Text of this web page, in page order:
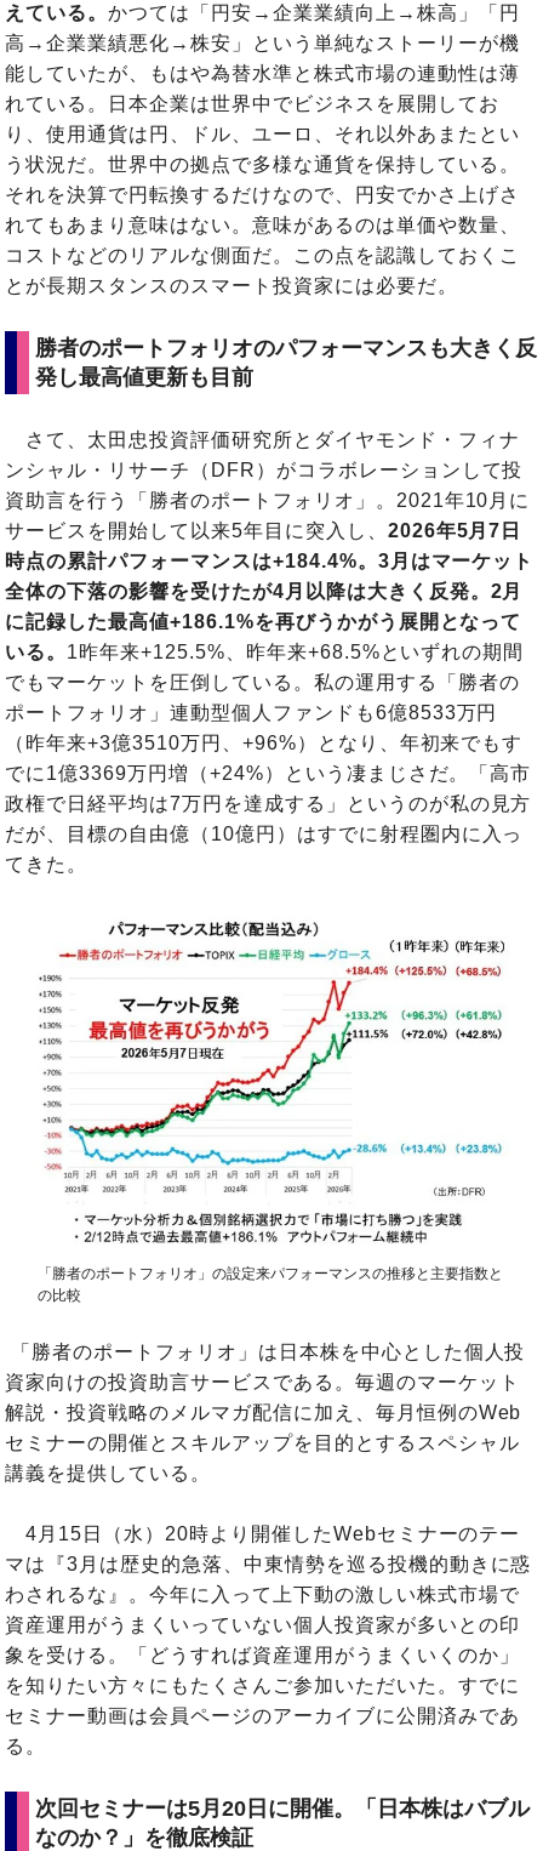
えている。かつては「円安→企業業績向上→株高」「円
高→企業業績悪化→株安」という単純なストーリーが機
能していたが、もはや為替水準と株式市場の連動性は薄
れている。日本企業は世界中でビジネスを展開してお
り、使用通貨は円、ドル、ユーロ、それ以外あまたとい
う状況だ。世界中の拠点で多様な通貨を保持している。
それを決算で円転換するだけなので、円安でかさ上げさ
れてもあまり意味はない。意味があるのは単価や数量、
コストなどのリアルな側面だ。この点を認識しておくこ
とが長期スタンスのスマート投資家には必要だ。
勝者のポートフォリオのパフォーマンスも大きく反
発し最高値更新も目前
さて、太田忠投資評価研究所とダイヤモンド・フィナ
ンシャル・リサーチ（DFR）がコラボレーションして投
資助言を行う「勝者のポートフォリオ」。2021年10月に
サービスを開始して以来5年目に突入し、 2026年5月7日
時点の累計パフォーマンスは+184.4%。3月はマーケット
全体の下落の影響を受けたが4月以降は大きく反発。2月
に記録した最高値+186.1%を再びうかがう展開となって
いる。 1昨年来+125.5%、昨年来+68.5%といずれの期間
でもマーケットを圧倒している。私の運用する「勝者の
ポートフォリオ」連動型個人ファンドも6億8533万円
（昨年来+3億3510万円、+96%）となり、年初来でもす
でに1億3369万円増（+24%）という凄まじさだ。「高市
政権で日経平均は7万円を達成する」というのが私の見方
だが、目標の自由億（10億円）はすでに射程圏内に入っ
てきた。
「勝者のポートフォリオ」の設定来パフォーマンスの推移と主要指数と
の比較
「勝者のポートフォリオ」は日本株を中心とした個人投
資家向けの投資助言サービスである。毎週のマーケット
解説・投資戦略のメルマガ配信に加え、毎月恒例のWeb
セミナーの開催とスキルアップを目的とするスペシャル
講義を提供している。
4月15日（水）20時より開催したWebセミナーのテー
マは『3月は歴史的急落、中東情勢を巡る投機的動きに惑
わされるな』。今年に入って上下動の激しい株式市場で
資産運用がうまくいっていない個人投資家が多いとの印
象を受ける。「どうすれば資産運用がうまくいくのか」
を知りたい方々にもたくさんご参加いただいた。すでに
セミナー動画は会員ページのアーカイブに公開済みであ
る。
次回セミナーは5月20日に開催。「日本株はバブル
なのか？」を徹底検証